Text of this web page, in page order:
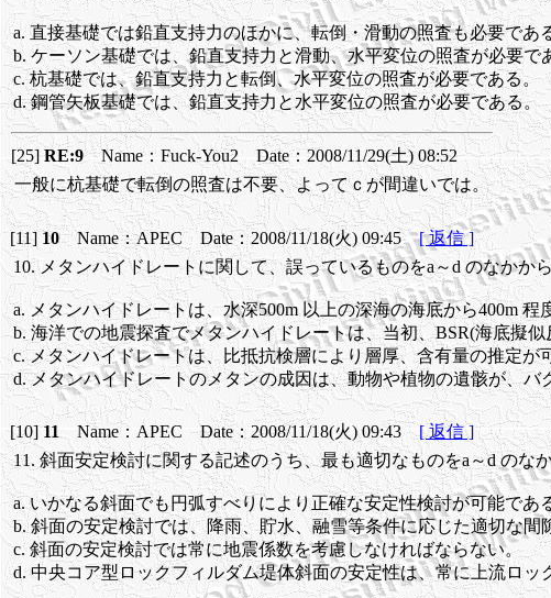
a. 直接基礎では鉛直支持力のほかに、転倒・滑動の照査も必要であ
b. ケーソン基礎では、鉛直支持力と滑動、水平変位の照査が必要で
c. 杭基礎では、鉛直支持力と転倒、水平変位の照査が必要である。
d. 鋼管矢板基礎では、鉛直支持力と水平変位の照査が必要である。
[25]RE:9Name：Fuck-You2 Date：2008/11/29(土) 08:52
一般に杭基礎で転倒の照査は不要、よってｃが間違いでは。
[11]10Name：APEC Date：2008/11/18(火) 09:45[ 返信 ]
10. メタンハイドレートに関して、誤っているものをa～d のなかか
a. メタンハイドレートは、水深500m 以上の深海の海底から400m
b. 海洋での地震探査でメタンハイドレートは、当初、BSR(海底擬
c. メタンハイドレートは、比抵抗検層により層厚、含有量の推定が
d. メタンハイドレートのメタンの成因は、動物や植物の遺骸が、
[10]11 Name：APEC Date：2008/11/18(火) 09:43[ 返信 ]
11. 斜面安定検討に関する記述のうち、最も適切なものをa～d のな
a. いかなる斜面でも円弧すべりにより正確な安定性検討が可能であ
b. 斜面の安定検討では、降雨、貯水、融雪等条件に応じた適切な間
c. 斜面の安定検討では常に地震係数を考慮しなければならない。
d. 中央コア型ロックフィルダム堤体斜面の安定性は、常に上流ロ